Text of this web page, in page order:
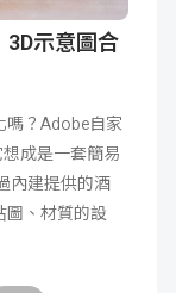
示意圖合
嗎？Adobe自家
成是一套簡易
內建提供的酒
圖、材質的設